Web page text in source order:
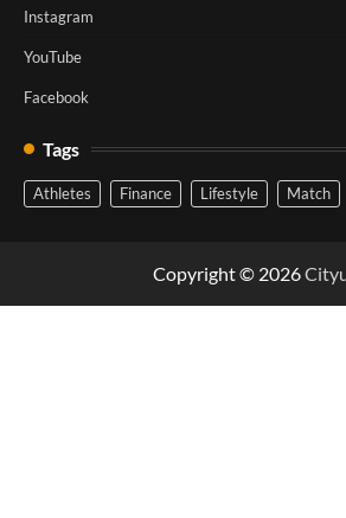
Instagram
YouTube
Facebook
Tags
Athletes Finance Lifestyle Match
Copyright © 2026